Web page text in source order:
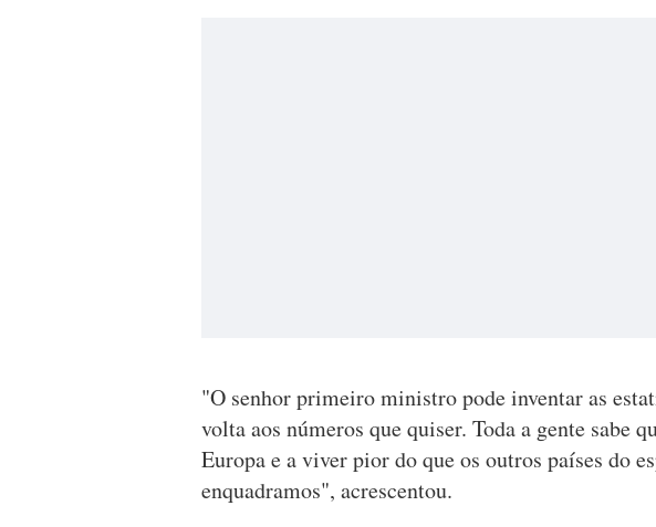
"O senhor primeiro ministro pode inventar as
volta aos números que quiser. Toda a gente sabe
Europa e a viver pior do que os outros países do
enquadramos", acrescentou.